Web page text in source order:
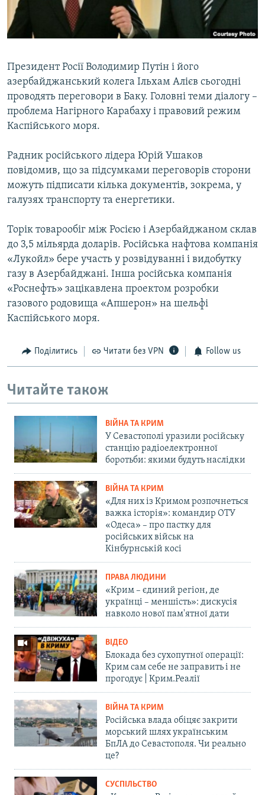
ВІДЕОУРОКИ «ELIFBE»
СВІДЧЕННЯ ОКУПАЦІЇ
ІНФОГРАФІКА
Русский
Qırımtatar
ДОЛУЧАЙСЯ!
Усі сайти RFE/RL
Президент Росії Володимир Путін і його
азербайджанський колега Ільхам Алієв сьогодні
проводять переговори в Баку. Головні теми діалогу –
проблема Нагірного Карабаху і правовий режим
Каспійського моря.
Радник російського лідера Юрій Ушаков
повідомив, що за підсумками переговорів сторони
можуть підписати кілька документів, зокрема, у
галузях транспорту та енергетики.
Торік товарообіг між Росією і Азербайджаном склав
до 3,5 мільярда доларів. Російська нафтова компанія
«Лукойл» бере участь у розвідуванні і видобутку
газу в Азербайджані. Інша російська компанія
«Роснефть» зацікавлена проектом розробки
газового родовища «Апшерон» на шельфі
Каспійського моря.
Поділитись Читати без VPN Follow us
Читайте також
ВІЙНА ТА КРИМ
У Севастополі уразили російську
станцію радіоелектронної
боротьби: якими будуть наслідки
ВІЙНА ТА КРИМ
«Для них із Кримом розпочнеться
важка історія»: командир ОТУ
«Одеса» – про пастку для
російських військ на
Кінбурнській косі
ПРАВА ЛЮДИНИ
«Крим – єдиний регіон, де
українці – меншість»: дискусія
навколо нової пам'ятної дати
ВІДЕО
Блокада без сухопутної операції:
Крим сам себе не заправить і не
прогодує | Крим.Реалії
ВІЙНА ТА КРИМ
Російська влада обіцяє закрити
морський шлях українським
БпЛА до Севастополя. Чи реально
це?
СУСПІЛЬСТВО